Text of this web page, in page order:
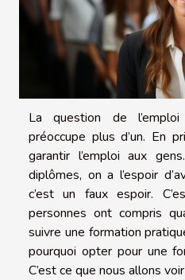
La question de
préoccupe plus d’un. En
garantir l’emploi aux
diplômes, on a l’espoir
c’est un faux espoir.
personnes ont compris
suivre une formation
pourquoi opter pour une
C’est ce que nous allons